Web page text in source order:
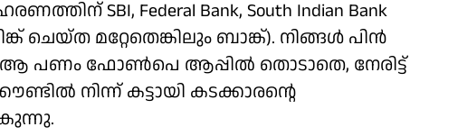
SBI, Federal Bank, South Indian Bank
ചെയ്ത മറ്റേതെങ്കിലും ബാങ്ക്). നിങ്ങള്‍ പിന്‍
പണം ഫോണ്‍പെ ആപ്പില്‍ തൊടാതെ, നേരിട്ട്
നിന്ന് കട്ടായി കടക്കാരന്റെ